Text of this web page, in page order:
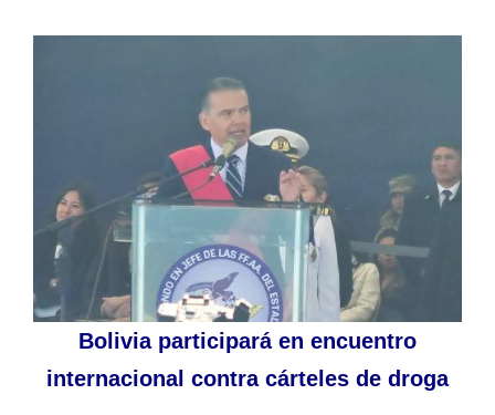
Bolivia participará en encuentro
internacional contra cárteles de droga